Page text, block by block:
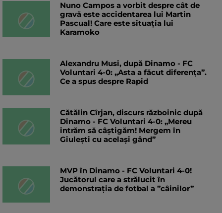
Nuno Campos a vorbit despre cât de
gravă este accidentarea lui Martin
Pascual! Care este situația lui
Karamoko
Alexandru Musi, după Dinamo - FC
Voluntari 4-0: „Asta a făcut diferența”.
Ce a spus despre Rapid
Cătălin Cîrjan, discurs războinic după
Dinamo - FC Voluntari 4-0: „Mereu
intrăm să câștigăm! Mergem în
Giulești cu același gând”
MVP în Dinamo - FC Voluntari 4-0!
Jucătorul care a strălucit în
demonstrația de fotbal a ”câinilor”